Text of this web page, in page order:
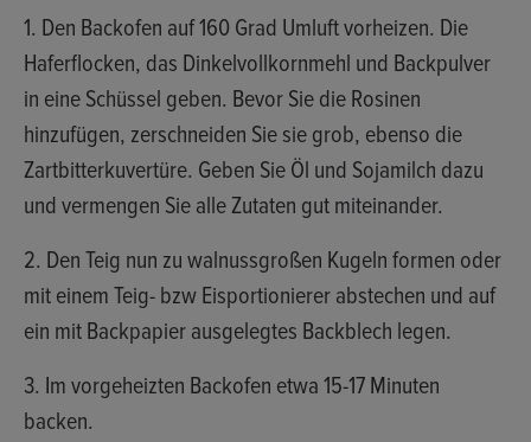
1. Den Backofen auf 160 Grad Umluft vorheizen. Die
Haferflocken, das Dinkelvollkornmehl und Backpulver
in eine Schüssel geben. Bevor Sie die Rosinen
hinzufügen, zerschneiden Sie sie grob, ebenso die
Zartbitterkuvertüre. Geben Sie Öl und Sojamilch dazu
und vermengen Sie alle Zutaten gut miteinander.
2. Den Teig nun zu walnussgroßen Kugeln formen oder
mit einem Teig- bzw Eisportionierer abstechen und auf
ein mit Backpapier ausgelegtes Backblech legen.
3. Im vorgeheizten Backofen etwa 15-17 Minuten
backen.